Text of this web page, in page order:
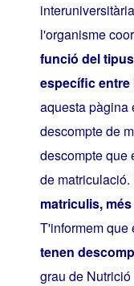
l'organisme
funció del
específic entre
aquesta pàgina
descompte de
descompte que
de matriculació.
matriculis,
T'informem que
tenen
grau de